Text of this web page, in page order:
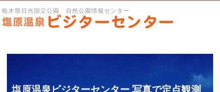
栃木県日光国立公園 自然公園情報センター
塩原温泉ビジターセンター 写真で定点観測